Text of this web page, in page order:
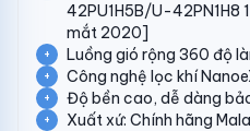
42PU1H5B/U-42PN1H8
mắt 2020]
Luồng gió rộng 360 độ
Công nghệ lọc khí
Độ bền cao, dễ dàng
Xuất xứ: Chính hãng